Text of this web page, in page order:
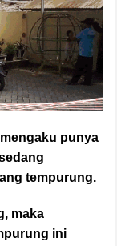
punya
tempurung.
maka
ini